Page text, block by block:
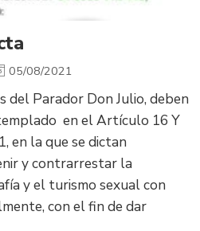
05/08/2021
del Parador Don Julio, deben
en el Artículo 16 Y
en la que se dictan
y contrarrestar la
y el turismo sexual con
con el fin de dar